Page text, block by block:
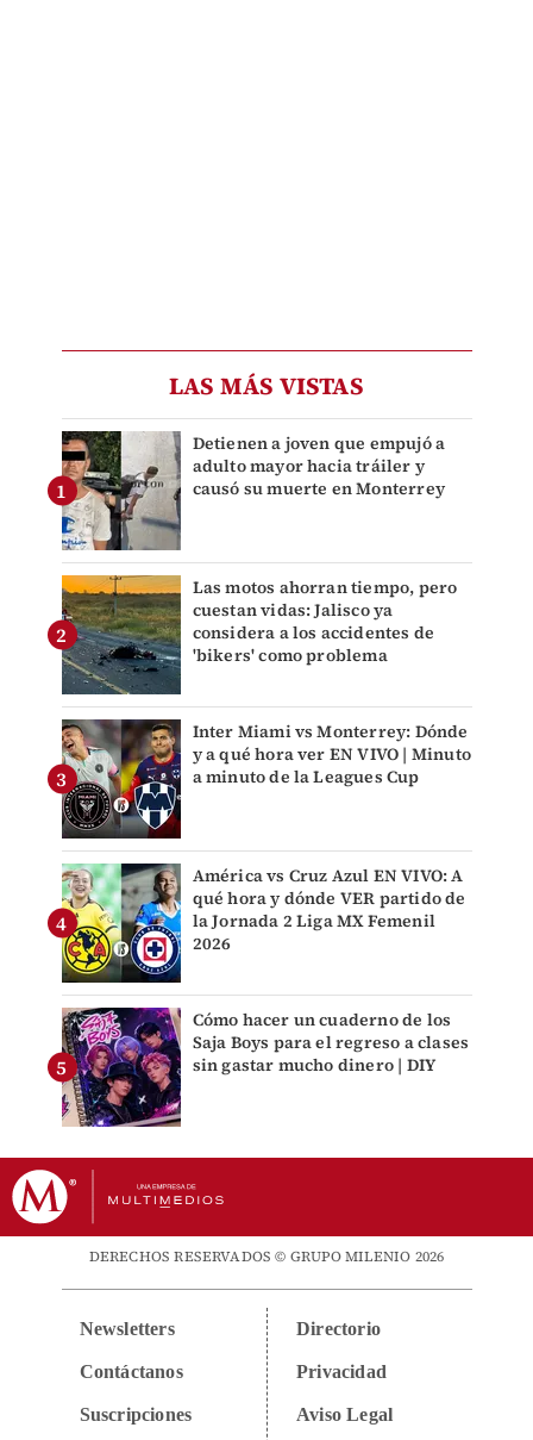
LAS MÁS VISTAS
Detienen a joven que empujó a
adulto mayor hacia tráiler y
causó su muerte en Monterrey
Las motos ahorran tiempo, pero
cuestan vidas: Jalisco ya
considera a los accidentes de
'bikers' como problema
Inter Miami vs Monterrey: Dónde
y a qué hora ver EN VIVO | Minuto
a minuto de la Leagues Cup
América vs Cruz Azul EN VIVO: A
qué hora y dónde VER partido de
la Jornada 2 Liga MX Femenil
2026
Cómo hacer un cuaderno de los
Saja Boys para el regreso a clases
sin gastar mucho dinero | DIY
DERECHOS RESERVADOS © GRUPO MILENIO 2026
Newsletters
Contáctanos
Suscripciones
Directorio
Privacidad
Aviso Legal